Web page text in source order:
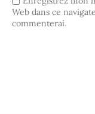
Web dans ce
commenterai.